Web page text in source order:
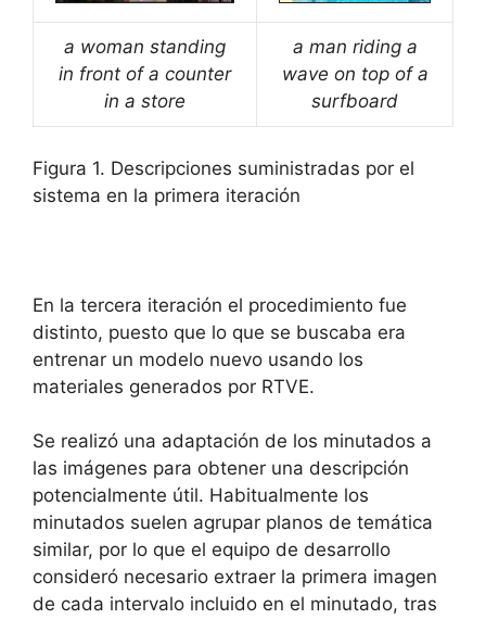
a woman standing
in front of a counter
in a store
a man riding a
wave on top of a
surfboard
Figura 1. Descripciones suministradas por el
sistema en la primera iteración
En la tercera iteración el procedimiento fue
distinto, puesto que lo que se buscaba era
entrenar un modelo nuevo usando los
materiales generados por RTVE.
Se realizó una adaptación de los minutados a
las imágenes para obtener una descripción
potencialmente útil. Habitualmente los
minutados suelen agrupar planos de temática
similar, por lo que el equipo de desarrollo
consideró necesario extraer la primera imagen
de cada intervalo incluido en el minutado, tras